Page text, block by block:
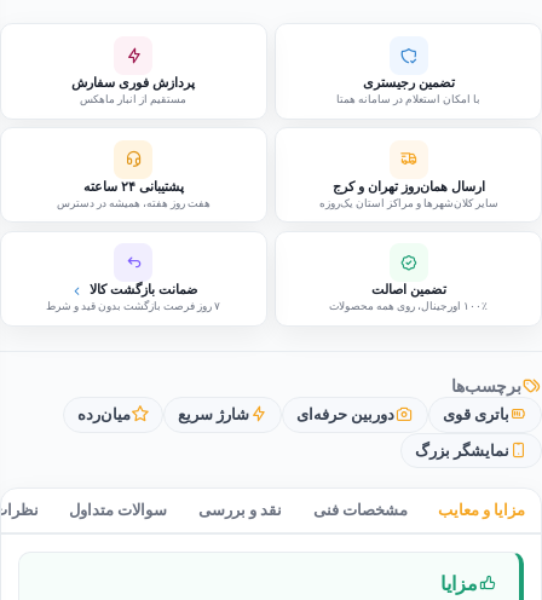
تضمین رجیستری
با امکان استعلام در سامانه همتا
پردازش فوری سفارش
مستقیم از انبار ماهکس
ارسال همان‌روز تهران و کرج
سایر کلان‌شهرها و مراکز استان یک‌روزه
پشتیبانی ۲۴ ساعته
هفت روز هفته، همیشه در دسترس
تضمین اصالت
۱۰۰٪ اورجینال، روی همه محصولات
ضمانت بازگشت کالا
۷ روز فرصت بازگشت بدون قید و شرط
برچسب‌ها
باتری قوی
دوربین حرفه‌ای شارژ سریع
میان‌رده
نمایشگر بزرگ
مزایا و معایب مشخصات فنی نقد و بررسی سوالات متداول
مزایا